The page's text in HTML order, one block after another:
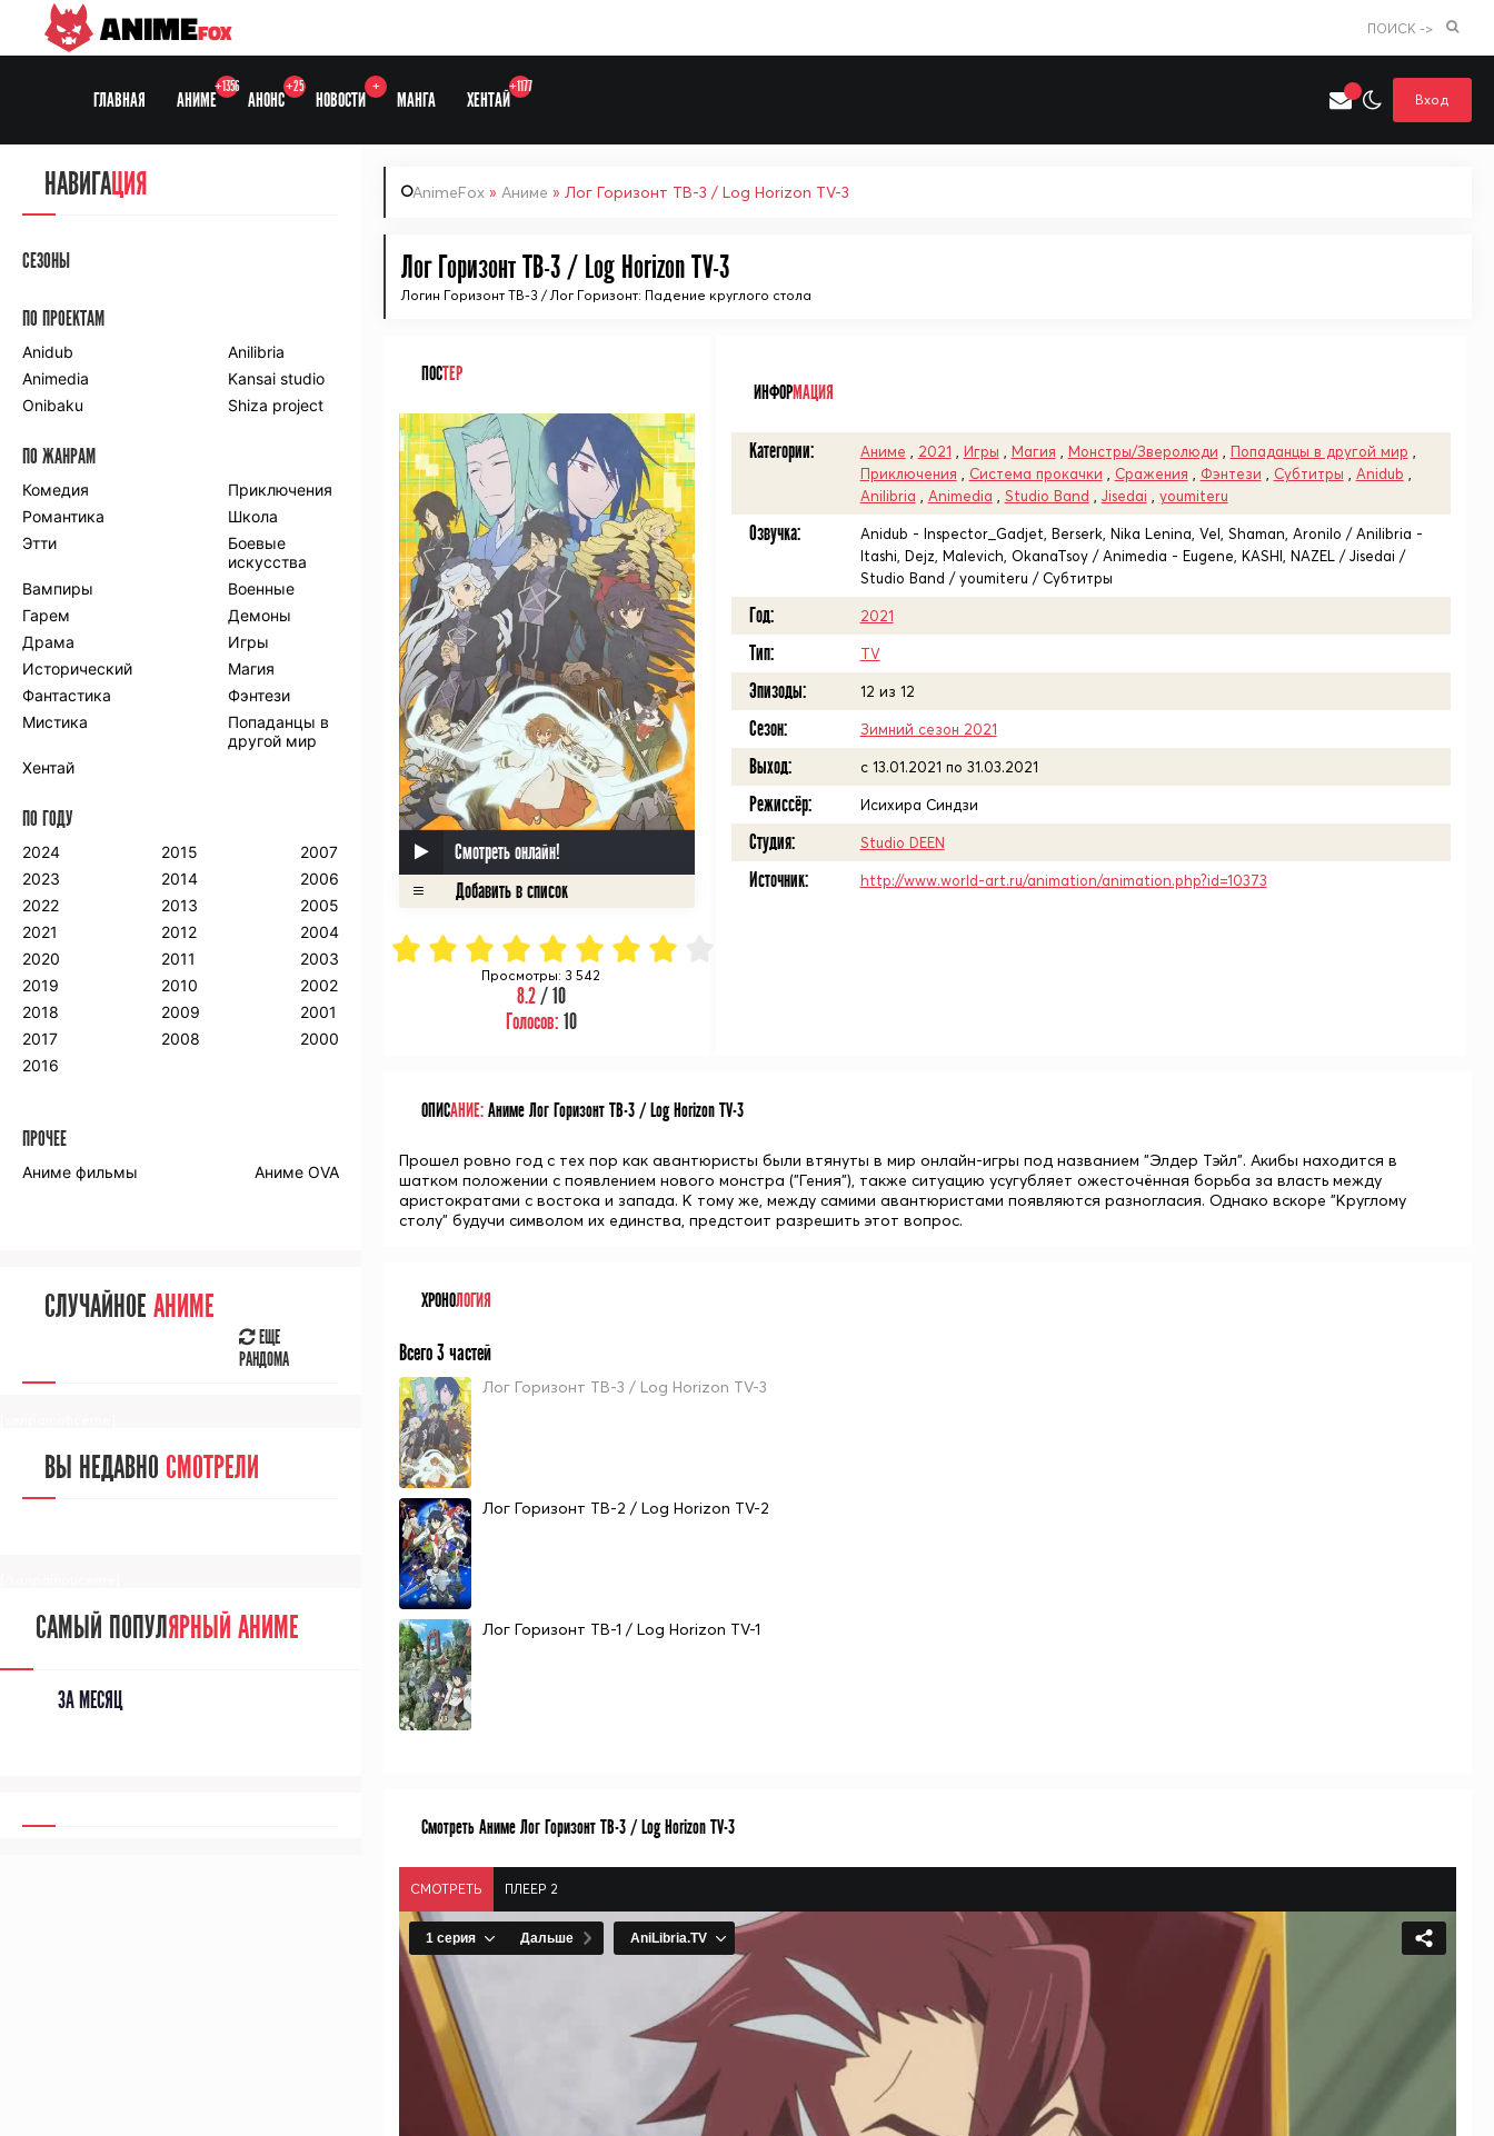
Выберите одну категорию для поиска
ANIMEFOX ПОИСК ->
ГЛАВНАЯ АНИМЕ
+1356
АНОНС
+25
НОВОСТИ
+
МАНГА ХЕНТАЙ
+1177
Вход
AnimeFox » Аниме » Лог Горизонт ТВ-3 / Log Horizon TV-3
Лог Горизонт ТВ-3 / Log Horizon TV-3
Логин Горизонт ТВ-3 / Лог Горизонт: Падение круглого стола
ПОСТЕР
Смотреть онлайн!
Просмотры: 3 542
8.2/ 10
Голосов: 10
ИНФОРМАЦИЯ
Категории: Аниме 2021 Игры Магия Монстры/Зверолюди Попаданцы в другой мир
Приключения
Система прокачки Сражения Фэнтези Субтитры Anidub
Anilibria
Animedia Studio Band Jisedai youmiteru
Озвучка:
Anidub - Inspector_Gadjet, Berserk, Nika Lenina, Vel, Shaman, Aronilo / Anilibria -
Itashi, Dejz, Malevich, OkanaTsoy / Animedia - Eugene, KASHI, NAZEL / Jisedai /
Studio Band / youmiteru / Субтитры
Год: 2021
Тип: TV
Эпизоды: 12 из 12
Сезон: Зимний сезон 2021
Выход: c 13.01.2021 по 31.03.2021
Режиссёр: Исихира Синдзи
Студия: Studio DEEN
Источник: http://www.world-art.ru/animation/animation.php?id=10373
ОПИСАНИЕ:Аниме Лог Горизонт ТВ-3 / Log Horizon TV-3
Прошел ровно год с тех пор как авантюристы были втянуты в мир онлайн-игры под названием "Элдер Тэйл". Акибы находится в
шатком положении с появлением нового монстра ("Гения"), также ситуацию усугубляет ожесточённая борьба за власть между
аристократами с востока и запада. К тому же, между самими авантюристами появляются разногласия. Однако вскоре "Круглому
столу" будучи символом их единства, предстоит разрешить этот вопрос.
ХРОНОЛОГИЯ
Всего 3 частей
Лог Горизонт ТВ-3 / Log Horizon TV-3
Лог Горизонт ТВ-2 / Log Horizon TV-2
Лог Горизонт ТВ-1 / Log Horizon TV-1
Смотреть Аниме Лог Горизонт ТВ-3 / Log Horizon TV-3
СМОТРЕТЬ ПЛЕЕР 2
НАВИГАЦИЯ
СЕЗОНЫ
ПО ПРОЕКТАМ
Anidub
Anilibria
Animedia
Kansai studio
Onibaku
Shiza project
ПО ЖАНРАМ
Комедия
Приключения
Романтика
Школа
Этти
Боевые
искусства
Вампиры
Военные
Гарем
Демоны
Драма
Игры
Исторический
Магия
Фантастика
Фэнтези
Мистика
Попаданцы в
другой мир
Хентай
ПО ГОДУ
2024
2023
2022
2021
2020
2019
2018
2017
2016
2015
2014
2013
2012
2011
2010
2009
2008
2007
2006
2005
2004
2003
2002
2001
2000
ПРОЧЕЕ
Аниме фильмы Аниме OVA
СЛУЧАЙНОЕ АНИМЕ
ЕЩЕ
РАНДОМА
ВЫ НЕДАВНО СМОТРЕЛИ
САМЫЙ ПОПУЛЯРНЫЙ АНИМЕ
ЗА МЕСЯЦ